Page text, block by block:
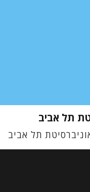
תל אביב
תל אביב